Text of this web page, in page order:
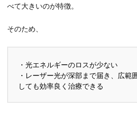
べて大きいのが特徴。
そのため、
・光エネルギーのロスが少ない
・レーザー光が深部まで届き、広範
しても効率良く治療できる